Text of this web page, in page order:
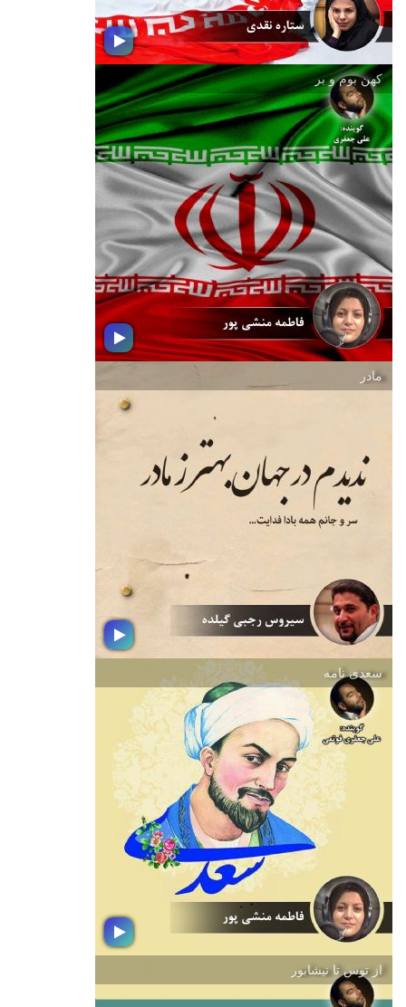
وطن
در روزهای پر افتخار میهن ، مجموعه ای
از تصنیف و ترانه را با موضوع وطن
سرافرازمان بشنوید
كهن بوم و بر
كهن بوم و بر
در این بسته موسیقایی زیباترین تصنیف ها
و ترانه ها را در وصف وطن جاودانمان
مادر
مادر
با عرض تبریك به مناسبت ولادت حضرت
فاطمه (س) و گرامیداشت مقام شامخ
مادر، در این بسته موسیقایی از مادر و
برای مادر بشنوید
سعدی نامه
از توس تا نیشابور